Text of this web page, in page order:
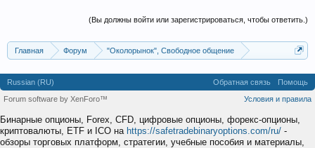
(Вы должны войти или зарегистрироваться, чтобы ответить.)
Главная Форум
"Околорынок", Свободное общение
Russian (RU) Обратная связь
Помощь
Условия и правила
Forum software by XenForo™
Бинарные опционы, Forex, CFD, цифровые опционы, форекс-опционы,
криптовалюты, ETF и ICO на https://safetradebinaryoptions.com/ru/ -
обзоры торговых платформ, стратегии, учебные пособия и материалы,